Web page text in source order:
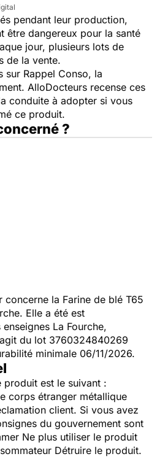
pendant leur production,
être dangereux pour la santé
jour, plusieurs lots de
de la vente.
sur Rappel Conso, la
AlloDocteurs recense ces
conduite à adopter si vous
ce produit.
?
concerne la Farine de blé T65
Elle a été est
La Fourche,
du lot 3760324840269
minimale 06/11/2026.
est le suivant :
corps étranger métallique
client. Si vous avez
du gouvernement sont
Ne plus utiliser le produit
Détruire le produit.